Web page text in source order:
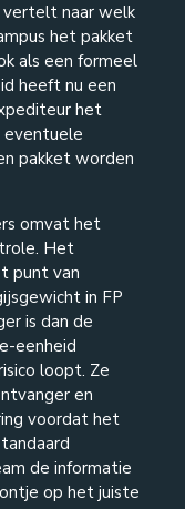
naar welk
het pakket
als een formeel
heeft nu een
het
eventuele
pakket worden
omvat het
Het
punt van
in FP
is dan de
eenheid
loopt. Ze
en
voordat het
de informatie
op het juiste